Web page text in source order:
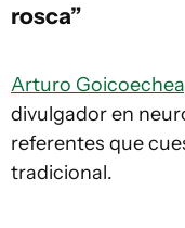
rosca”
Arturo Goicoechea
divulgador en
referentes que
tradicional.